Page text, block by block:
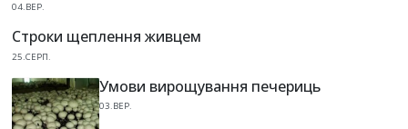
04.ВЕР.
Строки щеплення живцем
25.СЕРП.
Умови вирощування печериць
03.ВЕР.